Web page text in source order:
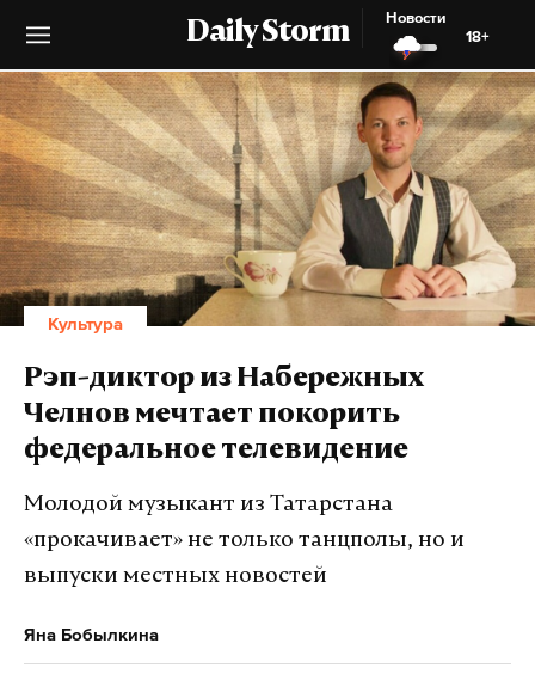
Daily Storm
Новости
18+
Культура
Рэп-диктор из Набережных
Челнов мечтает покорить
федеральное телевидение
Молодой музыкант из Татарстана
«прокачивает» не только танцполы, но и
выпуски местных новостей
Яна Бобылкина